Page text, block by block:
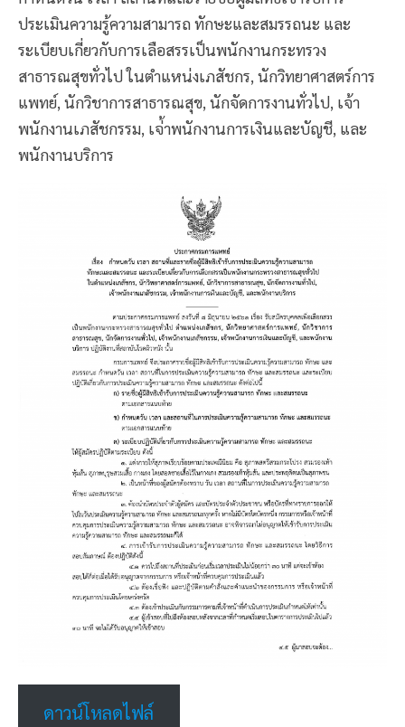
ประเมินความรู้ความสามารถ ทักษะและสมรรถนะ และ
ระเบียบเกี่ยวกับการเลือสรรเป็นพนักงานกระทรวง
สาธารณสุขทั่วไป ในตำแหน่งเภสัชกร, นักวิทยาศาสตร์การ
แพทย์, นักวิชาการสาธารณสุข, นักจัดการงานทั่วไป, เจ้า
พนักงานเภสัชกรรม, เจ่้าพนักงานการเงินและบัญชี, และ
พนักงานบริการ
ดาวน์โหลดไฟล์